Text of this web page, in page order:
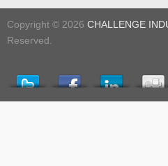
Copyright © 2026 CHALLENGE
Reserved.